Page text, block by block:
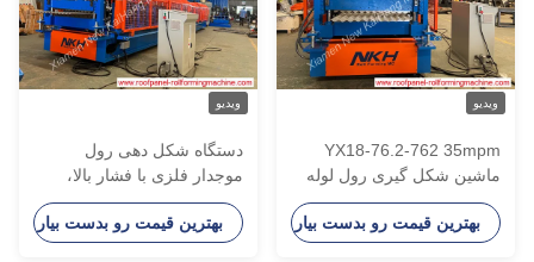
YX18-76.2-762
شکل گیری رول لوله
با استاکر
بهترین قیمت رو بدست بیار
دستگاه شکل دهی رول
موجدار فلزی با فشار بالا،
دستگاه ساخت ورق سقف راه
بهترین قیمت رو بدست بیار